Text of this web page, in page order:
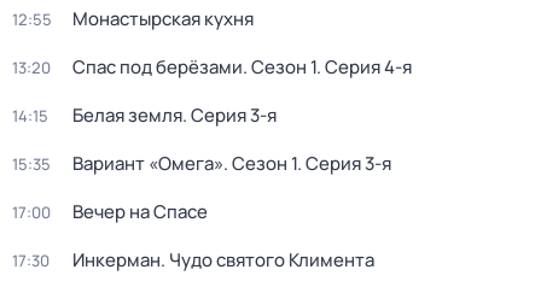
12:55 Монастырская кухня
13:20 Спас под берёзами. Сезон 1. Серия 4-я
14:15 Белая земля. Серия 3-я
15:35 Вариант «Омега». Сезон 1. Серия 3-я
17:00 Вечер на Спасе
17:30 Инкерман. Чудо святого Климента